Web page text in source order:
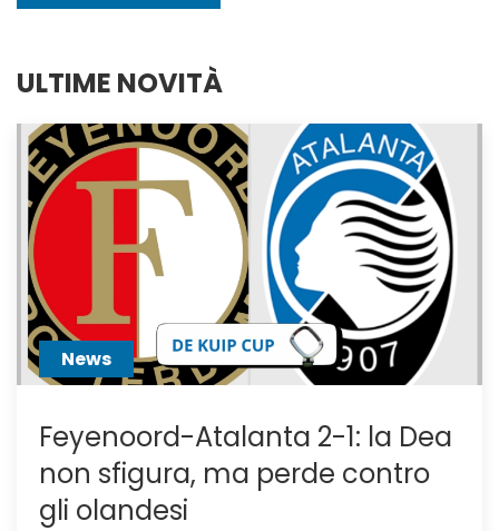
ULTIME NOVITÀ
News
Feyenoord-Atalanta 2-1: la Dea
non sfigura, ma perde contro
gli olandesi